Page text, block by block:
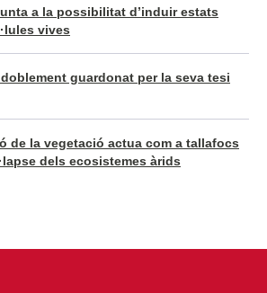
a la possibilitat d’induir estats
vives
guardonat per la seva tesi
de la vegetació actua com a tallafocs
dels ecosistemes àrids